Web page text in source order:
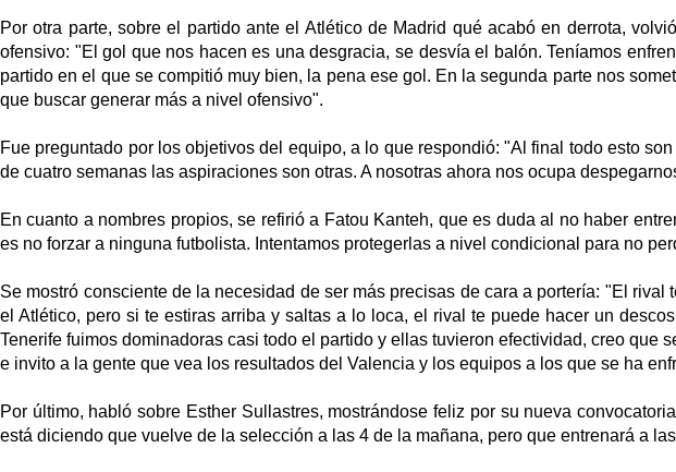
Por otra parte, sobre el partido ante el Atlético de Madrid qué acabó en derrota,
ofensivo: "El gol que nos hacen es una desgracia, se desvía el balón. Teníamos
partido en el que se compitió muy bien, la pena ese gol. En la segunda parte nos
que buscar generar más a nivel ofensivo".
Fue preguntado por los objetivos del equipo, a lo que respondió: "Al final todo esto
de cuatro semanas las aspiraciones son otras. A nosotras ahora nos ocupa
En cuanto a nombres propios, se refirió a Fatou Kanteh, que es duda al no haber
es no forzar a ninguna futbolista. Intentamos protegerlas a nivel condicional para no
Se mostró consciente de la necesidad de ser más precisas de cara a portería: "El rival
el Atlético, pero si te estiras arriba y saltas a lo loca, el rival te puede hacer un
Tenerife fuimos dominadoras casi todo el partido y ellas tuvieron efectividad, creo
e invito a la gente que vea los resultados del Valencia y los equipos a los que se ha
Por último, habló sobre Esther Sullastres, mostrándose feliz por su nueva
está diciendo que vuelve de la selección a las 4 de la mañana, pero que entrenará a